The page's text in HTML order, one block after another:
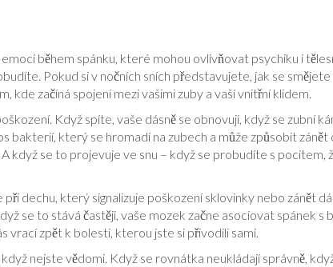
během spánku, které mohou ovlivňovat psychiku i
. Pokud si v nočních sních představujete, jak se
kde začíná spojení mezi vašimi zuby a vaší vnitřní klidem.
Když spíte, vaše dásně se obnovují, když se zubní
bakterií, který se hromadí na zubech a může způsobit
když se to projevuje ve snu – když se probudíte s pocitem,
dechu, který signalizuje poškození sklovinky nebo zánět
se to stává častěji, vaše mozek začne asociovat spánek s
vrací zpět k bolesti, kterou jste si přivodili sami.
nejste vědomi. Když se rovnátka neukládají správně,